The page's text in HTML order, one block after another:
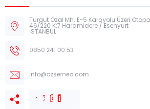
Turgut Özal Mh. E-5 Karayolu Üzeri
46/220 K:7 Haramidere / Esenyurt
İSTANBUL
0850 241 00 53
info@ozserneo.com